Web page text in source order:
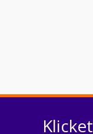
Klicket